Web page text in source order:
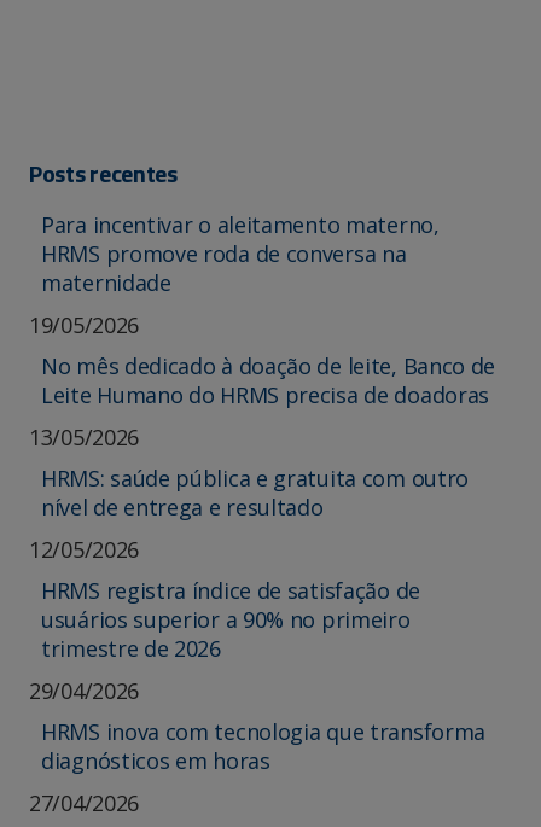
Posts recentes
Para incentivar o aleitamento materno,
HRMS promove roda de conversa na
maternidade
19/05/2026
No mês dedicado à doação de leite, Banco de
Leite Humano do HRMS precisa de doadoras
13/05/2026
HRMS: saúde pública e gratuita com outro
nível de entrega e resultado
12/05/2026
HRMS registra índice de satisfação de
usuários superior a 90% no primeiro
trimestre de 2026
29/04/2026
HRMS inova com tecnologia que transforma
diagnósticos em horas
27/04/2026